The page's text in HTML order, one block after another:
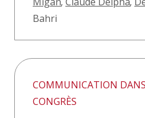
Bahri
COMMUNICATION
CONGRÈS